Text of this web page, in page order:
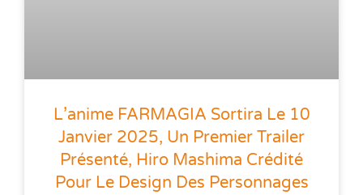
L’anime FARMAGIA Sortira Le 10
Janvier 2025, Un Premier Trailer
Présenté, Hiro Mashima Crédité
Pour Le Design Des Personnages